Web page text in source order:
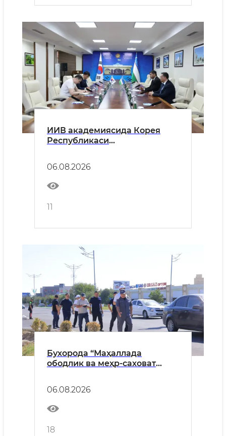
ИИВ академиясида Корея
Республикаси
масалалари бўйича вакили
Ким Чже Хван билан учрашув
бўлиб ўтди
06.08.2026
11
Бухорода “Маҳаллада
ободлик ва меҳр-саховат
бошлиғи ободонлаштириш ва
хавфсизлик тизими
масалаларини ўрганди
06.08.2026
18